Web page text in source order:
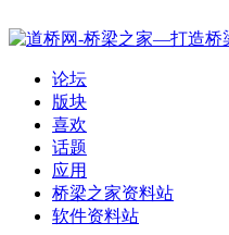
论坛
版块
喜欢
话题
应用
桥梁之家资料站
软件资料站